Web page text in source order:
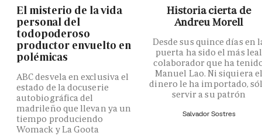
El misterio de la vida
personal del
todopoderoso
productor envuelto en
polémicas
ABC desvela en exclusiva el
estado de la docuserie
autobiográfica del
madrileño que llevan ya un
tiempo produciendo
Womack y La Goota
Historia cierta de
Andreu Morell
Desde sus quince días en
puerta ha sido el más leal
colaborador que ha
Manuel Lao. Ni siquiera
dinero le ha importado,
servir a su patrón
Salvador Sostres